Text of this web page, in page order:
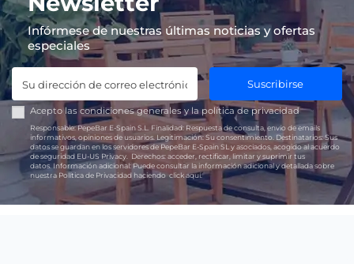
Infórmese de nuestras últimas noticias y ofertas
especiales
Suscribirse
Acepto las condiciones generales y lapolítica de privacidad
Responsable:PepeBar E-Spain S.L. Finalidad: Respuesta de consulta, envío de emails
informativos, opiniones de usuarios. Legitimación: Su consentimiento. Destinatarios: Sus
datos se guardan en los servidores de PepeBar E-Spain SL y asociados, acogido al acuerdo
de seguridad EU-US Privacy.
Derechos: acceder, rectificar, limitar y suprimir tus
datos. Información adicional:Puede consultar la información adicional y detallada sobre
nuestra Política de Privacidad haciendoclick aquí.